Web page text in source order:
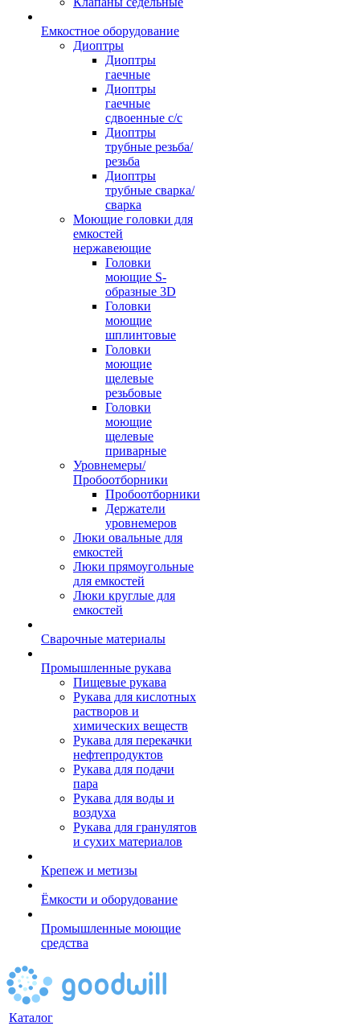
Емкостное оборудование
Диоптры
Диоптры
гаечные
Диоптры
гаечные
сдвоенные c/c
Диоптры
трубные резьба/
резьба
Диоптры
трубные сварка/
сварка
Моющие головки для
емкостей
нержавеющие
Головки
моющие S-
образные 3D
Головки
моющие
шплинтовые
Головки
моющие
щелевые
резьбовые
Головки
моющие
щелевые
приварные
Уровнемеры/
Пробоотборники
Пробоотборники
Держатели
уровнемеров
Люки овальные для
емкостей
Люки прямоугольные
для емкостей
Люки круглые для
емкостей
Сварочные материалы
Промышленные рукава
Пищевые рукава
Рукава для кислотных
растворов и
химических веществ
Рукава для перекачки
нефтепродуктов
Рукава для подачи
пара
Рукава для воды и
воздуха
Рукава для гранулятов
и сухих материалов
Крепеж и метизы
Ёмкости и оборудование
Промышленные моющие
средства
Каталог